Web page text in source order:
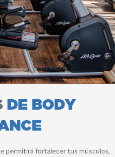
DE BODY
permitirá fortalecer tus músculos,